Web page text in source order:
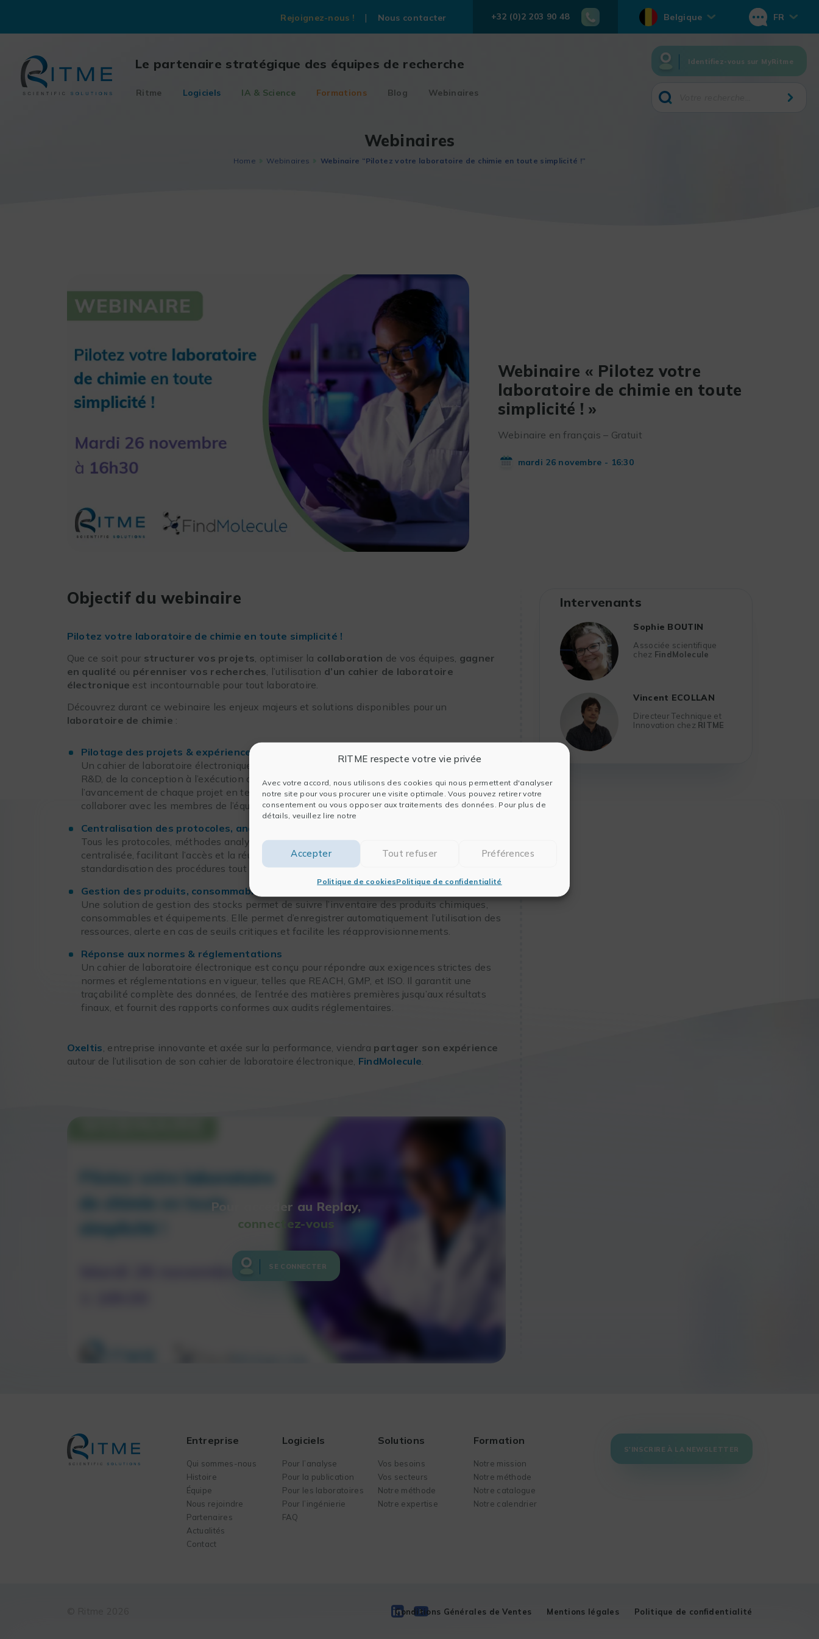
RITME respecte votre vie privée
Avec votre accord, nous utilisons des cookies qui nous permettent d'analyser
notre site pour vous procurer une visite optimale. Vous pouvez retirer votre
consentement ou vous opposer aux traitements des données. Pour plus de
détails, veuillez lire notre
Accepter Tout refuser Préférences
Politique de cookiesPolitique de confidentialité
content
Rejoignez-nous ! Nous contacter +32 (0)2 203 90 48 Belgique FR
Le partenaire stratégique des équipes de recherche
Ritme Logiciels IA & Science Formations Blog Webinaires
Identifiez-vous sur MyRitme
Webinaires
Home Webinaires Webinaire “Pilotez votre laboratoire de chimie en toute simplicité !”
Webinaire « Pilotez votre
laboratoire de chimie en toute
simplicité ! »
Webinaire en français – Gratuit
mardi 26 novembre - 16:30
Objectif du webinaire
Pilotez votre laboratoire de chimie en toute simplicité !
Que ce soit pour structurer vos projets , optimiser la collaboration de vos équipes, gagner
en qualité ou pérenniser vos recherches , l’utilisation d’un cahier de laboratoire
électronique est incontournable pour tout laboratoire.
Découvrez durant ce webinaire les enjeux majeurs et solutions disponibles pour un
laboratoire de chimie :
Pilotage des projets & expériences
Un cahier de laboratoire électronique permet de centraliser toutes les étapes des projets de
R&D, de la conception à l’exécution des expériences. Il permet aux chercheurs de suivre
l’avancement de chaque projet en temps réel, allouer des ressources efficacement et
collaborer avec les membres de l’équipe.
Centralisation des protocoles, analyses & résultats
Tous les protocoles, méthodes analytiques et résultats peuvent être stockés de manière
centralisée, facilitant l’accès et la réutilisation des données. Cela permet une
standardisation des procédures tout en assurant la traçabilité des modifications apportées.
Gestion des produits, consommables & équipements
Une solution de gestion des stocks permet de suivre l’inventaire des produits chimiques,
consommables et équipements. Elle permet d’enregistrer automatiquement l’utilisation des
ressources, alerte en cas de seuils critiques et facilite les réapprovisionnements.
Réponse aux normes & réglementations
Un cahier de laboratoire électronique est conçu pour répondre aux exigences strictes des
normes et réglementations en vigueur, telles que REACH, GMP, et ISO. Il garantit une
traçabilité complète des données, de l’entrée des matières premières jusqu’aux résultats
finaux, et fournit des rapports conformes aux audits réglementaires.
Oxeltis , entreprise innovante et axée sur la performance, viendra partager son expérience
autour de l’utilisation de son cahier de laboratoire électronique, FindMolecule
Pour accéder au Replay,
connectez-vous
SE CONNECTER
Intervenants
Sophie BOUTIN
Associée scientifique
chez FindMolecule
Vincent ECOLLAN
Directeur Technique et
Innovation chez RITME
Entreprise
Qui sommes-nous
Histoire
Équipe
Nous rejoindre
Partenaires
Actualités
Contact
Logiciels
Pour l’analyse
Pour la publication
Pour les laboratoires
Pour l’ingénierie
FAQ
Solutions
Vos besoins
Vos secteurs
Notre méthode
Notre expertise
Formation
Notre mission
Notre méthode
Notre catalogue
Notre calendrier
S'INSCRIRE À LA NEWSLETTER
Conditions Générales de Ventes Mentions légales Politique de confidentialité